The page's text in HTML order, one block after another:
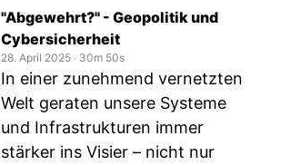
"Abgewehrt?" - Geopolitik und
Cybersicherheit
28. April 2025 ‧ 30m 50s
In einer zunehmend vernetzten
Welt geraten unsere Systeme
und Infrastrukturen immer
stärker ins Visier – nicht nur